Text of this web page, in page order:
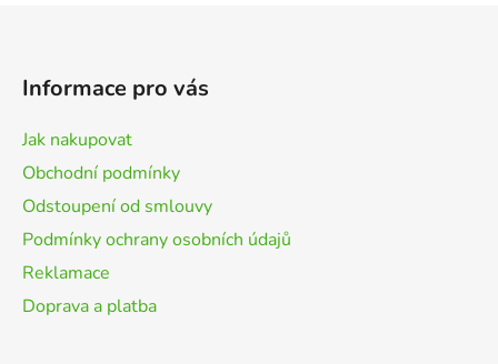
Informace pro vás
Jak nakupovat
Obchodní podmínky
Odstoupení od smlouvy
Podmínky ochrany osobních údajů
Reklamace
Doprava a platba